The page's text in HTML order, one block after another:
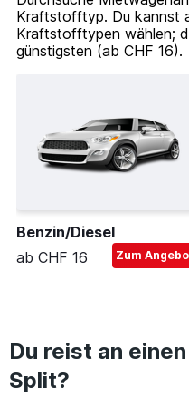
Kraftstofftyp. Du kannst
Kraftstofftypen wählen;
günstigsten (ab CHF 16).
Benzin/Diesel
ab CHF 16
Zum
Du reist an
Split?